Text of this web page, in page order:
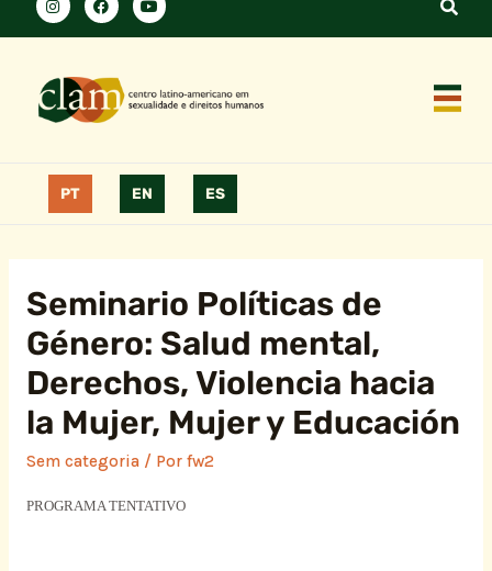
PT EN ES
Seminario Políticas de
Género: Salud mental,
Derechos, Violencia hacia
la Mujer, Mujer y Educación
Sem categoria/ Por fw2
PROGRAMA TENTATIVO